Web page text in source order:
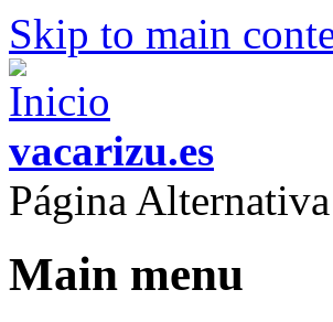
Skip to main
vacarizu.es
Página
Main menu